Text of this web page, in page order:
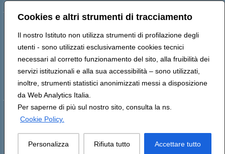
Cookies e altri strumenti di tracciamento
Il nostro Istituto non utilizza strumenti di profilazione degli
utenti - sono utilizzati esclusivamente cookies tecnici
necessari al corretto funzionamento del sito, alla fruibilità dei
servizi istituzionali e alla sua accessibilità – sono utilizzati,
inoltre, strumenti statistici anonimizzati messi a disposizione
da Web Analytics Italia.
Per saperne di più sul nostro sito, consulta la ns.
Cookie Policy.
Personalizza Rifiuta tutto Accettare tutto
Centralino:3240215872 Email:ctic8az00a@istruzione.it
Posta elettronica certificata (PEC):ctic8az00a@pec.istruzione.it